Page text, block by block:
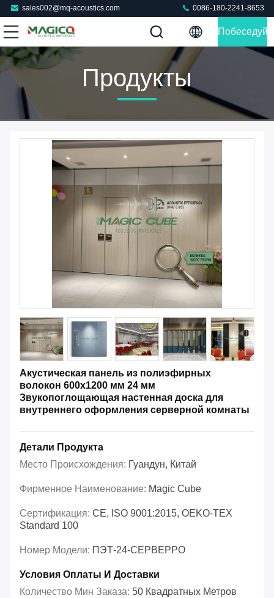
sales002@mq-acoustics.com 0086-180-2241-8653
Продукты
Акустическая панель из полиэфирных
волокон 600x1200 мм 24 мм
Звукопоглощающая настенная доска для
внутреннего оформления серверной комнаты
Детали Продукта
Место Происхождения: Гуандун, Китай
Фирменное Наименование: Magic Cube
Сертификация: CE, ISO 9001:2015, OEKO-TEX
Standard 100
Номер Модели: ПЭТ-24-СЕРВЕРРО
Условия Оплаты И Доставки
Количество Мин Заказа: 50 Квадратных Метров